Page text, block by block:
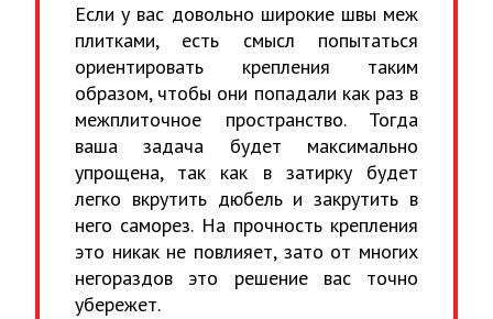
Если у вас довольно широкие швы меж
плитками, есть смысл попытаться
ориентировать крепления таким
образом, чтобы они попадали как раз в
межплиточное пространство. Тогда
ваша задача будет максимально
упрощена, так как в затирку будет
легко вкрутить дюбель и закрутить в
него саморез. На прочность крепления
это никак не повлияет, зато от многих
негораздов это решение вас точно
убережет.